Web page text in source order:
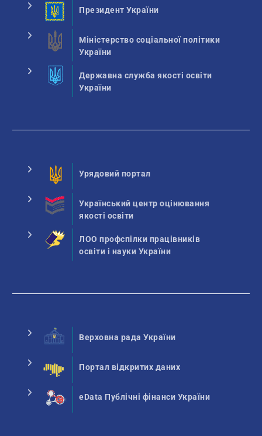
Президент України
Міністерство соціальної політики
України
Державна служба якості освіти
України
Урядовий портал
Український центр оцінювання
якості освіти
ЛОО профспілки працівників
освіти і науки України
Верховна рада України
Портал відкритих даних
eData Публічні фінанси України